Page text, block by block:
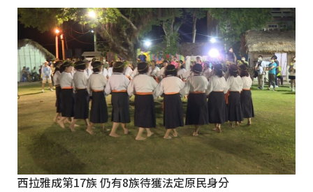
西拉雅成第17族 仍有8族待獲法定原民身分